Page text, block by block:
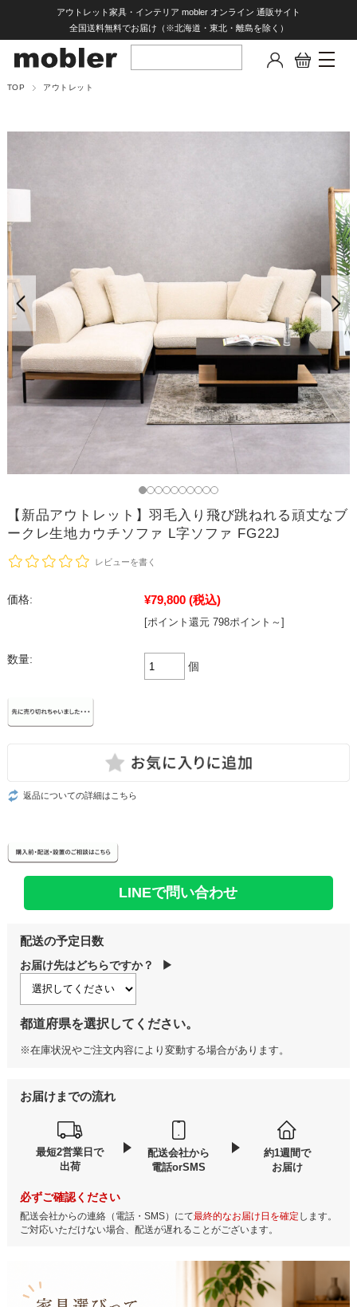
アウトレット家具・インテリア mobler オンライン 通販サイト
全国送料無料でお届け（※北海道・東北・離島を除く）
TOP アウトレット
【新品アウトレット】羽毛入り飛び跳ねれる頑丈なブ
ークレ生地カウチソファ L字ソファ FG22J
レビューを書く
価格: ¥79,800 (税込)
[ポイント還元 798ポイント～]
数量:
個
返品についての詳細はこちら
LINEで問い合わせ
配送の予定日数
お届け先はどちらですか？ ▶
都道府県を選択してください。
※在庫状況やご注文内容により変動する場合があります。
お届けまでの流れ
最短2営業日で
出荷
配送会社から
電話orSMS
約1週間で
お届け
必ずご確認ください
配送会社からの連絡（電話・SMS）にて最終的なお届け日を確定 します。
ご対応いただけない場合、配送が遅れることがございます。